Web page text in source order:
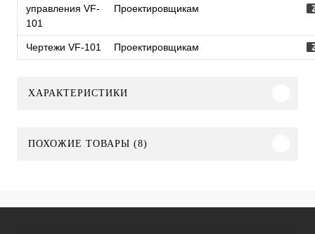
управления VF-
101
Проектировщикам
Чертежи VF-101 Проектировщикам
ХАРАКТЕРИСТИКИ
ПОХОЖИЕ ТОВАРЫ (8)